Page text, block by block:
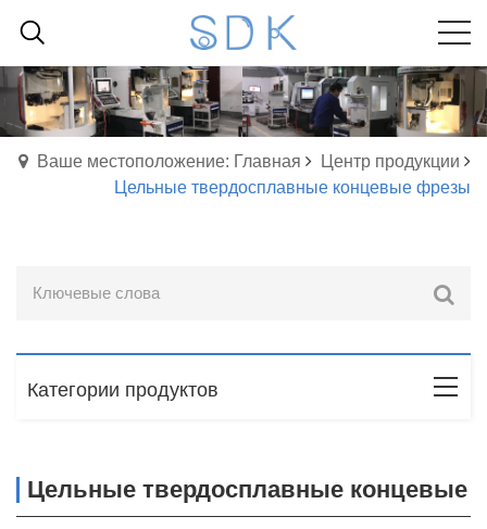
Ваше местоположение: Главная
Центр продукции
Цельные твердосплавные концевые фрезы
Категории продуктов
Цельные твердосплавные концевые